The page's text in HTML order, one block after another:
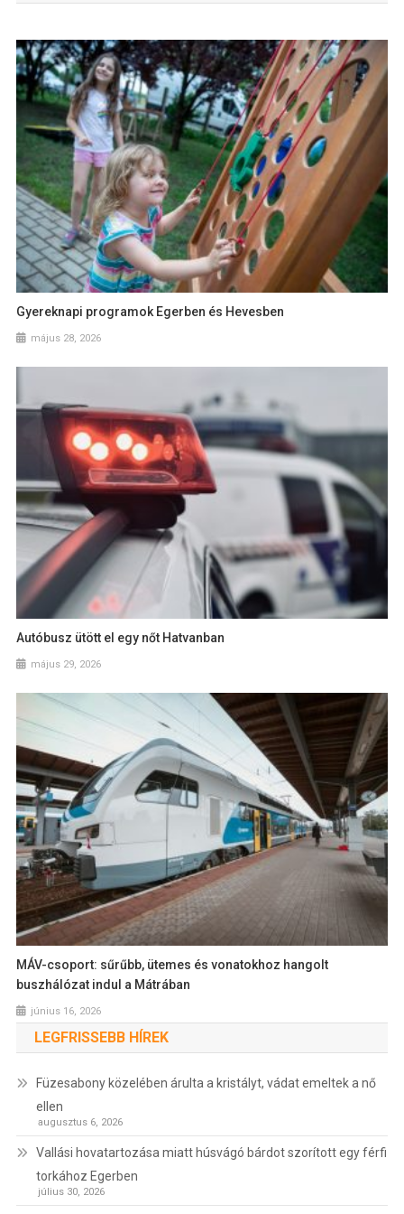
Gyereknapi programok Egerben és Hevesben
május 28, 2026
Autóbusz ütött el egy nőt Hatvanban
május 29, 2026
MÁV-csoport: sűrűbb, ütemes és vonatokhoz hangolt
buszhálózat indul a Mátrában
június 16, 2026
LEGFRISSEBB HÍREK
Füzesabony közelében árulta a kristályt, vádat emeltek a nő
ellen
augusztus 6, 2026
Vallási hovatartozása miatt húsvágó bárdot szorított egy férfi
torkához Egerben
július 30, 2026